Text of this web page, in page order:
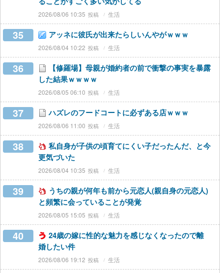
2026/08/06 10:35 生活
35 アッネに彼氏が出来たらしいんやがｗｗｗ
2026/08/04 10:22 生活
36
【修羅場】母親が婚約者の前で衝撃の事実を暴露
した結果ｗｗｗｗ
2026/08/05 06:10 生活
37 ハズレのフードコートに必ずある店ｗｗｗ
2026/08/06 11:00 生活
38
私自身が子供の頃育てにくい子だったんだ、と今
更気づいた
2026/08/04 10:35 生活
39
うちの親が何年も前から元恋人(親自身の元恋人)
と頻繁に会っていることが発覚
2026/08/05 15:05 生活
40
24歳の嫁に性的な魅力を感じなくなったので離
婚したい件
2026/08/06 19:12 生活